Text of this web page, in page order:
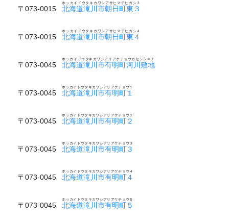
〒073-0015 北海道滝川市朝日町東３
ホッカイドウタキカワシアサヒマチヒガシ３
〒073-0015 北海道滝川市朝日町東４
ホッカイドウタキカワシアサヒマチヒガシ４
〒073-0045 北海道滝川市有明町河川敷地
ホッカイドウタキカワシアリアケチョウカセンシキチ
〒073-0045 北海道滝川市有明町１
ホッカイドウタキカワシアリアケチョウ１
〒073-0045 北海道滝川市有明町２
ホッカイドウタキカワシアリアケチョウ２
〒073-0045 北海道滝川市有明町３
ホッカイドウタキカワシアリアケチョウ３
〒073-0045 北海道滝川市有明町４
ホッカイドウタキカワシアリアケチョウ４
〒073-0045 北海道滝川市有明町５
ホッカイドウタキカワシアリアケチョウ５